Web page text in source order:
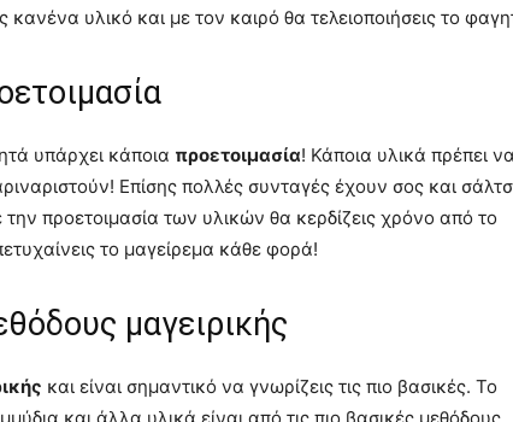
και είναι σημαντικό να γνωρίζεις τις πιο βασικές. Το
και για μία απλή σάλτσα για μακαρόνια! Ακόμα πρέπει
σε θερμό αέρα για να μαγειρεύεις πιο γρήγορα! Γενικά το
μας είναι από τα πιο σημαντικά
tips μαγειρικής για
με συνταγές!